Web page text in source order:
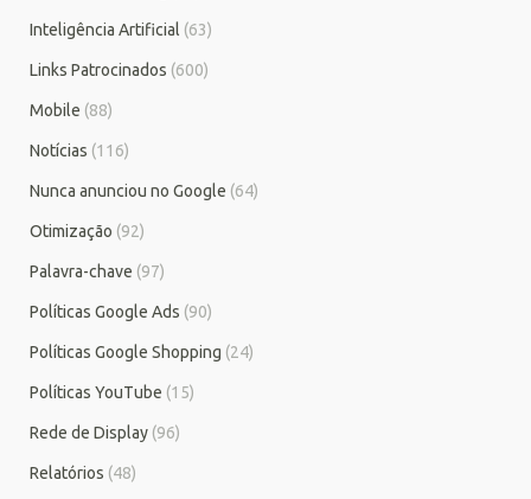
Inteligência Artificial (63)
Links Patrocinados (600)
Mobile (88)
Notícias (116)
Nunca anunciou no Google (64)
Otimização (92)
Palavra-chave (97)
Políticas Google Ads (90)
Políticas Google Shopping (24)
Políticas YouTube (15)
Rede de Display (96)
Relatórios (48)